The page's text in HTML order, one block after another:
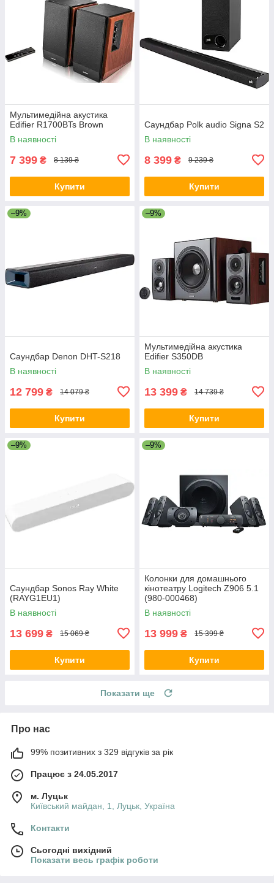
Мультимедійна акустика
Edifier R1700BTs Brown
В наявності
7 399 ₴ 8 139 ₴
Купити
Саундбар Polk audio Signa S2
В наявності
8 399 ₴ 9 239 ₴
Купити
–9%
Саундбар Denon DHT-S218
В наявності
12 799 ₴ 14 079 ₴
Купити
–9%
Мультимедійна акустика
Edifier S350DB
В наявності
13 399 ₴ 14 739 ₴
Купити
–9%
Саундбар Sonos Ray White
(RAYG1EU1)
В наявності
13 699 ₴ 15 069 ₴
Купити
–9%
Колонки для домашнього
кінотеатру Logitech Z906 5.1
(980-000468)
В наявності
13 999 ₴ 15 399 ₴
Купити
Показати ще
Про нас
99% позитивних з 329 відгуків за рік
Працює з 24.05.2017
м. Луцьк
Київський майдан, 1, Луцьк, Україна
Контакти
Сьогодні вихідний
Показати весь графік роботи